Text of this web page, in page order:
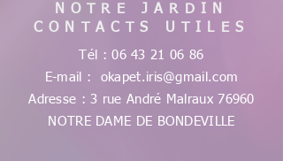
NOTRE JARDIN
CONTACTS UTILES
Tél :06 43 21 06 86
E-mail : okapet.iris@gmail.com
Adresse : 3 rue André Malraux 76960
NOTRE DAME DE BONDEVILLE